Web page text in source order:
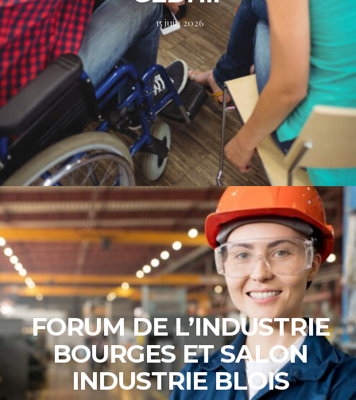
15 juin 2026
FORUM DE L’INDUSTRIE
BOURGES ET SALON
INDUSTRIE BLOIS